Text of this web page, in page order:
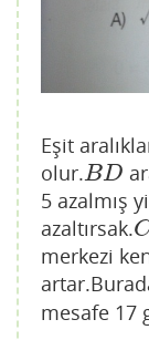
Eşit
olur.BD
BD
5 azalmış
azaltırsak.C
merkezi
mesafe 17